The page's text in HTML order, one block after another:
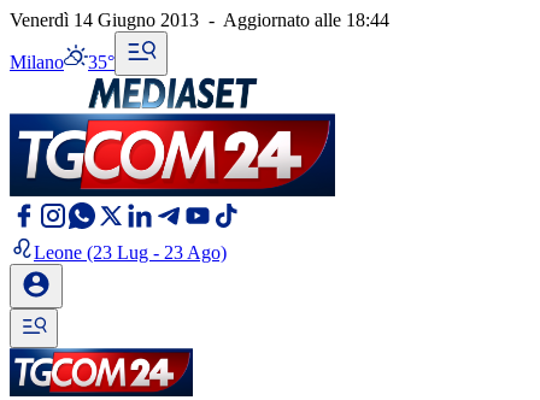
Venerdì 14 Giugno 2013 - Aggiornato alle 18:44
Milano 35°
Leone (23 Lug - 23 Ago)